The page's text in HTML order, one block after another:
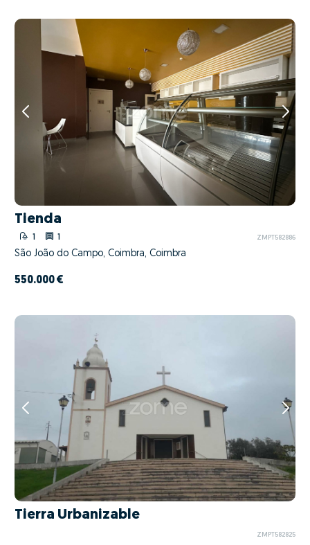
Tienda
1 1 ZMPT582886
São João do Campo, Coimbra, Coimbra
550.000 €
Tierra Urbanizable
ZMPT582825